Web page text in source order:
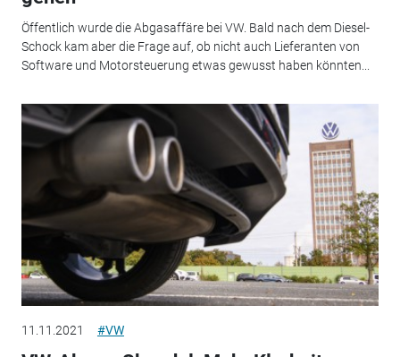
Öffentlich wurde die Abgasaffäre bei VW. Bald nach dem Diesel-
Schock kam aber die Frage auf, ob nicht auch Lieferanten von
Software und Motorsteuerung etwas gewusst haben könnten...
11.11.2021 #VW